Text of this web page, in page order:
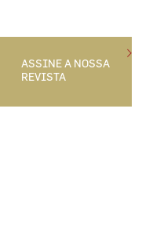
ASSINE A NOSSA
REVISTA